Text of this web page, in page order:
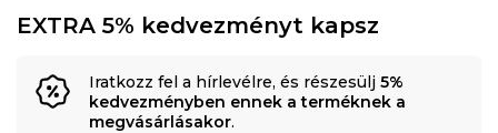
EXTRA 5% kedvezményt kapsz
Iratkozz fel a hírlevélre, és részesülj 5%
kedvezményben ennek a terméknek a
megvásárlásakor.